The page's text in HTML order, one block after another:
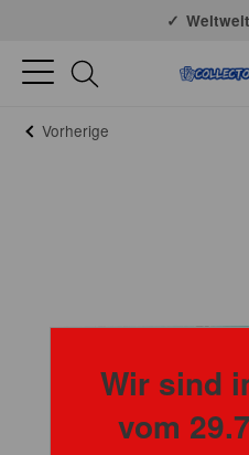
Vorherige
Wir sind
vom